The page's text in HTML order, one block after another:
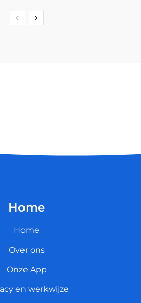
Home
Home
Over ons
Onze App
en werkwijze